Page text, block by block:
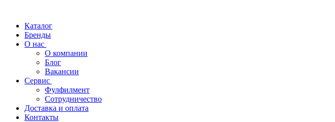
Каталог
Бренды
О нас
О компании
Блог
Вакансии
Сервис
Фулфилмент
Сотрудничество
Доставка и оплата
Контакты